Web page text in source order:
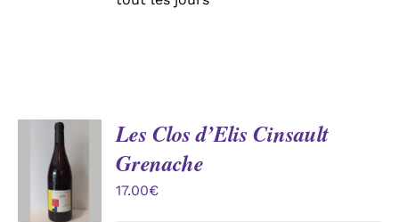
AJOUTER
AU
PANIER
/
DÉTAILS
Les Clos d’Elis Cinsault
Grenache
17.00€